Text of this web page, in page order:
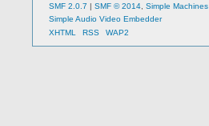
SMF 2.0.7 | SMF © 2014 Simple Machines
Simple Audio Video Embedder
XHTML
RSS WAP2